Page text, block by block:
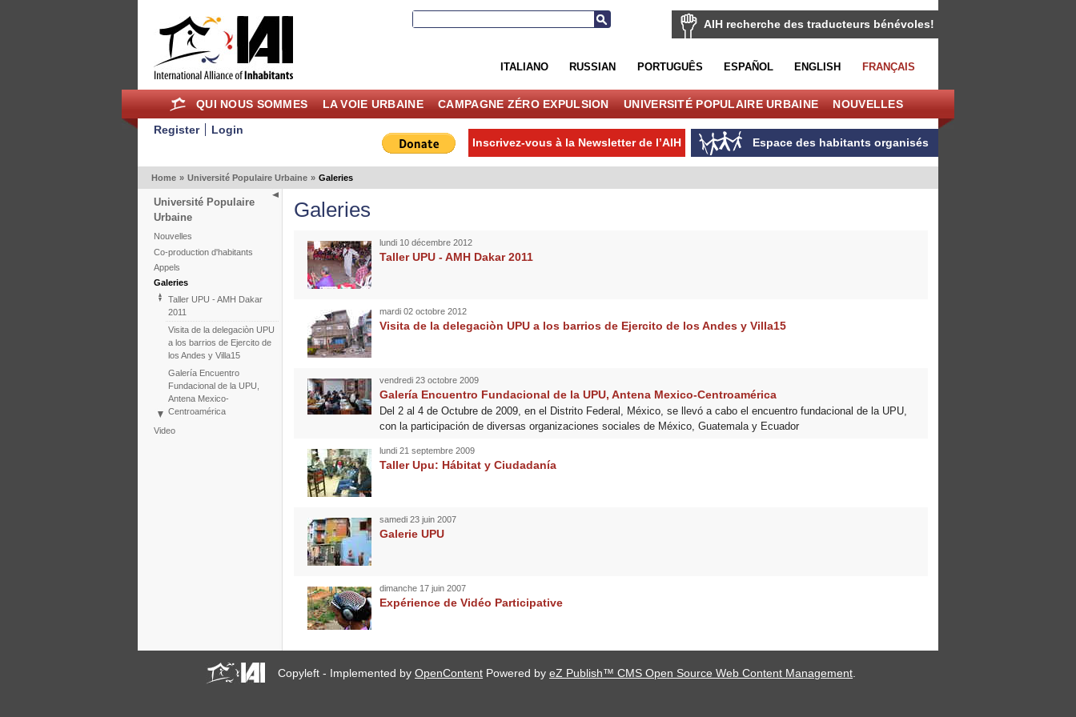
AIH recherche des traducteurs bénévoles!
ITALIANO RUSSIAN PORTUGUÊS ESPAÑOL ENGLISH FRANÇAIS
QUI NOUS SOMMES LA VOIE URBAINE CAMPAGNE ZÉRO EXPULSION UNIVERSITÉ POPULAIRE URBAINE NOUVELLES
Register
Login
Espace des habitants organisés
Inscrivez-vous à la Newsletter de l’AIH
Home » Université Populaire Urbaine » Galeries
Université Populaire
Urbaine
Nouvelles
Co-production d'habitants
Appels
Galeries
Taller UPU - AMH Dakar
2011
Visita de la delegaciòn UPU
a los barrios de Ejercito de
los Andes y Villa15
Galería Encuentro
Fundacional de la UPU,
Antena Mexico-
Centroamérica
Taller Upu: Hábitat y
Video
Galeries
lundi 10 décembre 2012
Taller UPU - AMH Dakar 2011
mardi 02 octobre 2012
Visita de la delegaciòn UPU a los barrios de Ejercito de los Andes y Villa15
vendredi 23 octobre 2009
Galería Encuentro Fundacional de la UPU, Antena Mexico-Centroamérica
Del 2 al 4 de Octubre de 2009, en el Distrito Federal, México, se llevó a cabo el encuentro fundacional de la UPU,
con la participación de diversas organizaciones sociales de México, Guatemala y Ecuador
lundi 21 septembre 2009
Taller Upu: Hábitat y Ciudadanía
samedi 23 juin 2007
Galerie UPU
dimanche 17 juin 2007
Expérience de Vidéo Participative
Copyleft - Implemented byOpenContent Powered byeZ Publish™ CMS Open Source Web Content Management